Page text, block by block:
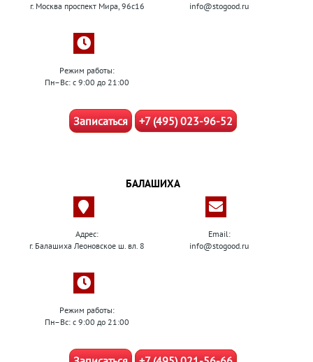
г. Москва проспект Мира, 96с16
info@stogood.ru
Режим работы:
Пн–Вс: с 9:00 до 21:00
Записаться +7 (495) 023-96-52
БАЛАШИХА
Адрес:
г. Балашиха Леоновское ш. вл. 8
Email:
info@stogood.ru
Режим работы:
Пн–Вс: с 9:00 до 21:00